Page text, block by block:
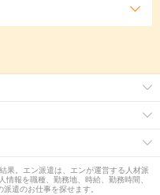
果。エン派遣は、エンが運営する人材派
報を職種、勤務地、時給、勤務時間、
遣のお仕事を探せます。